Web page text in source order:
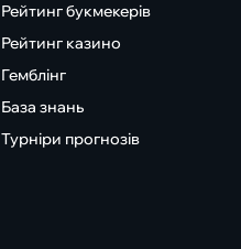
Рейтинг букмекерів
Рейтинг казино
Гемблінг
База знань
Турніри прогнозів